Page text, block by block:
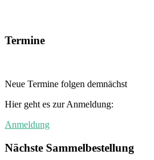
Termine
Neue Termine folgen demnächst
Hier geht es zur Anmeldung:
Anmeldung
Nächste Sammelbestellung